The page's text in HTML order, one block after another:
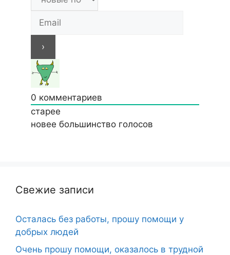
0 комментариев
старее
новее большинство голосов
Свежие записи
Осталась без работы, прошу помощи у
добрых людей
Очень прошу помощи, оказалось в трудной